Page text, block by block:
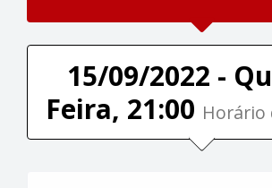
15/09/2022 -
Feira, 21:00 Horário